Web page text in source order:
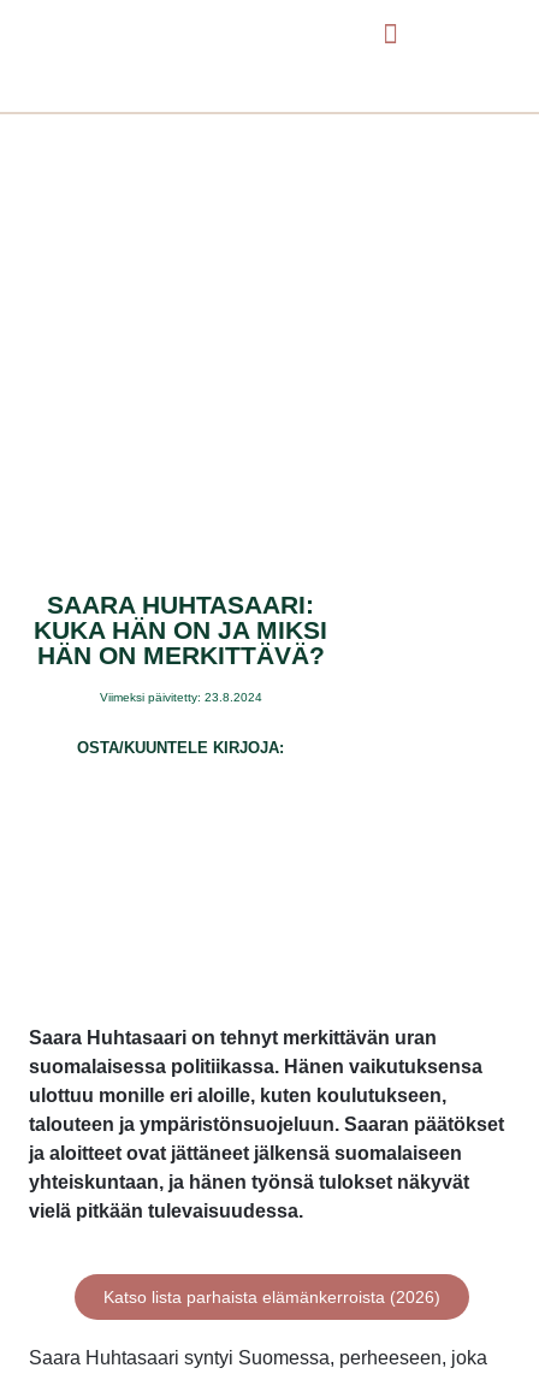
SAARA HUHTASAARI:
KUKA HÄN ON JA MIKSI
HÄN ON MERKITTÄVÄ?
Viimeksi päivitetty: 23.8.2024
OSTA/KUUNTELE KIRJOJA:
Saara Huhtasaari on tehnyt merkittävän uran
suomalaisessa politiikassa. Hänen vaikutuksensa
ulottuu monille eri aloille, kuten koulutukseen,
talouteen ja ympäristönsuojeluun. Saaran päätökset
ja aloitteet ovat jättäneet jälkensä suomalaiseen
yhteiskuntaan, ja hänen työnsä tulokset näkyvät
vielä pitkään tulevaisuudessa.
Katso lista parhaista elämänkerroista (2026)
Saara Huhtasaari syntyi Suomessa, perheeseen, joka